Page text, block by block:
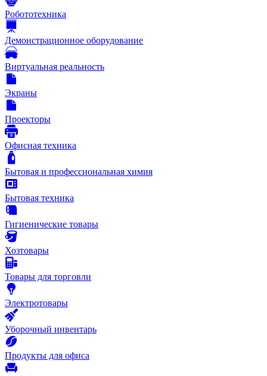
Робототехника
Демонстрационное оборудование
Виртуальная реальность
Экраны
Проекторы
Офисная техника
Бытовая и профессиональная химия
Бытовая техника
Гигиенические товары
Хозтовары
Товары для торговли
Электротовары
Уборочный инвентарь
Продукты для офиса